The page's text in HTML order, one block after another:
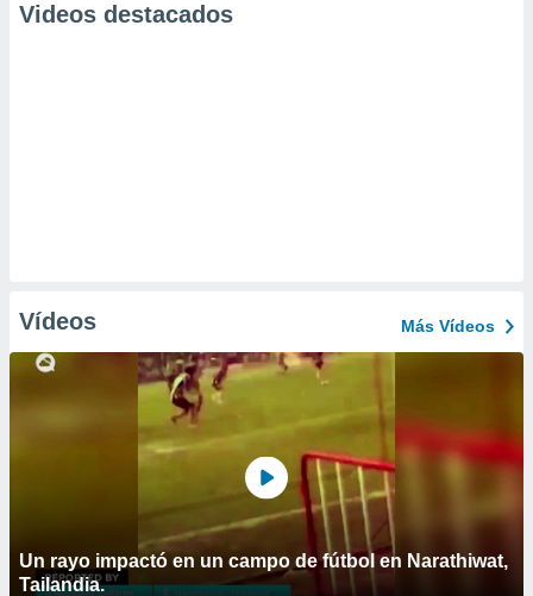
Videos destacados
Vídeos Más Vídeos
Un rayo impactó en un campo de fútbol en Narathiwat,
Tailandia.